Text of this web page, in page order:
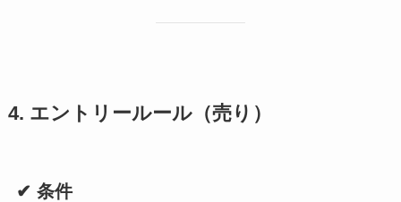
4. エントリールール（売り）
✔ 条件